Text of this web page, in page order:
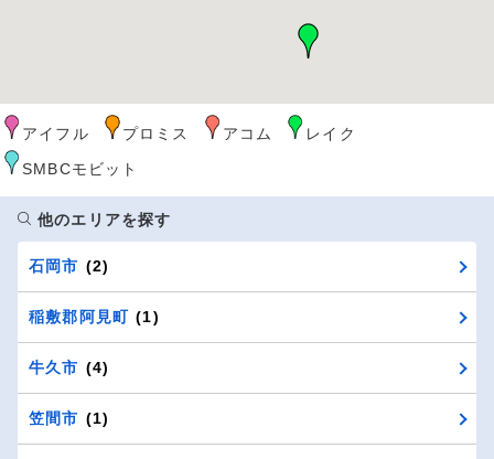
アイフル プロミス アコム
レイク
SMBCモビット
他のエリアを探す
石岡市 (2)
稲敷郡阿見町 (1)
牛久市 (4)
笠間市 (1)